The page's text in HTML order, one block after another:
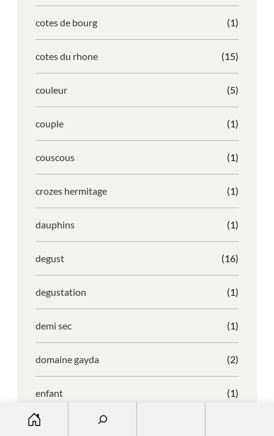
cotes de bourg (1)
cotes du rhone (15)
couleur (5)
couple (1)
couscous (1)
crozes hermitage (1)
dauphins (1)
degust (16)
degustation (1)
demi sec (1)
domaine gayda (2)
enfant (1)
entreprise